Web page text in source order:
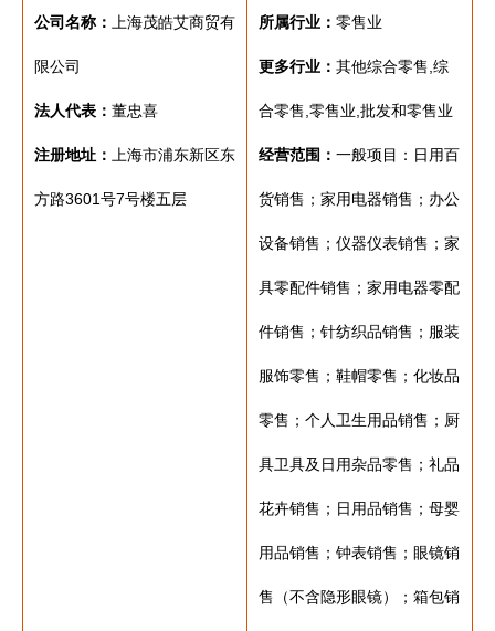
公司名称： 上海茂皓艾商贸有
限公司
法人代表： 董忠喜
注册地址： 上海市浦东新区东
方路3601号7号楼五层
所属行业： 零售业
更多行业： 其他综合零售,综
合零售,零售业,批发和零售业
经营范围： 一般项目：日用百
货销售；家用电器销售；办公
设备销售；仪器仪表销售；家
具零配件销售；家用电器零配
件销售；针纺织品销售；服装
服饰零售；鞋帽零售；化妆品
零售；个人卫生用品销售；厨
具卫具及日用杂品零售；礼品
花卉销售；日用品销售；母婴
用品销售；钟表销售；眼镜销
售（不含隐形眼镜）；箱包销